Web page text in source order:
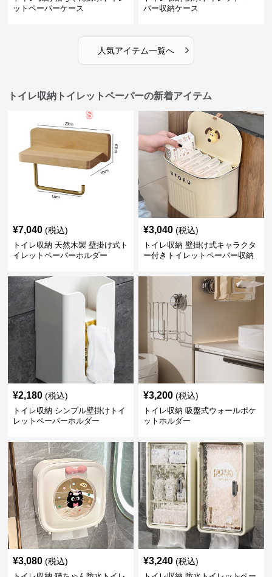
ットペーパーケース
パー収納ケース
人気アイテム一覧へ ›
トイレ収納トイレットペーパーの新着アイテム
¥7,040 (税込)
トイレ収納 天然木製 壁掛け式ト
イレットペーパーホルダー
¥3,040 (税込)
トイレ収納 壁掛け式キャラクタ
ー付きトイレットペーパー収納
¥2,180 (税込)
トイレ収納 シンプル壁掛けトイ
レットペーパーホルダー
¥3,200 (税込)
トイレ収納 吸盤式ウォールポケ
ットホルダー
¥3,080 (税込) ¥3,240 (税込)